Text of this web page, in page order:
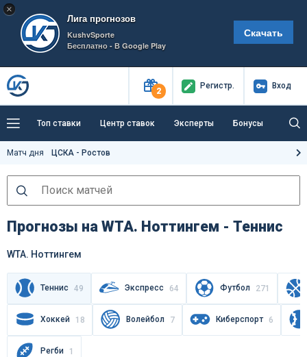
×
Лига прогнозов
KushvSporte
Бесплатно - В Google Play
Скачать
2
Регистр. Вход
Топ ставки Центр ставок Эксперты Бонусы
Тренды Букмекеры
Матч дня ЦСКА - Ростов
Прогнозы на WTA. Ноттингем - Теннис
WTA. Ноттингем
Теннис 49 Экспресс 64 Футбол 271
Хоккей 18 Волейбол 7 Киберспорт 6
Регби 1